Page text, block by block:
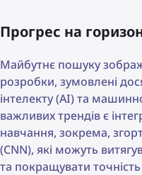
Прогрес на
Майбутнє пошуку
розробки, зумовлені
інтелекту (AI) та
важливих трендів є
навчання, зокрема,
(CNN), які можуть
та покращувати